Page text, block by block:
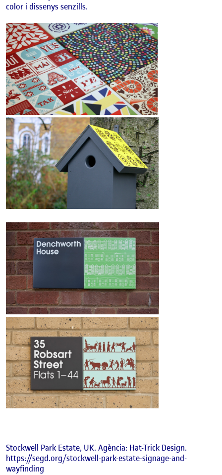
color i dissenys senzills.
Stockwell Park Estate, UK. Agència: Hat-Trick Design.
https://segd.org/stockwell-park-estate-signage-and-
wayfinding